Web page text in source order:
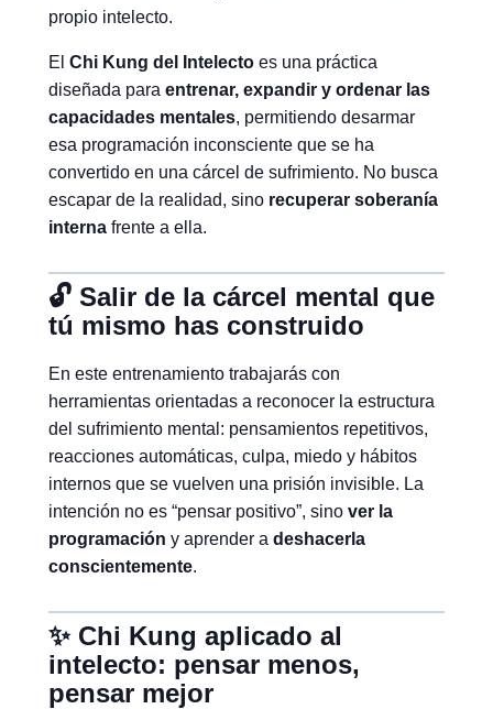
propio intelecto.
El Chi Kung del Intelecto es una práctica
diseñada para entrenar, expandir y ordenar las
capacidades mentales, permitiendo desarmar
esa programación inconsciente que se ha
convertido en una cárcel de sufrimiento. No busca
escapar de la realidad, sino recuperar soberanía
interna frente a ella.
🔓 Salir de la cárcel mental que
tú mismo has construido
En este entrenamiento trabajarás con
herramientas orientadas a reconocer la estructura
del sufrimiento mental: pensamientos repetitivos,
reacciones automáticas, culpa, miedo y hábitos
internos que se vuelven una prisión invisible. La
intención no es “pensar positivo”, sino ver la
programación y aprender a deshacerla
conscientemente.
✨ Chi Kung aplicado al
intelecto: pensar menos,
pensar mejor